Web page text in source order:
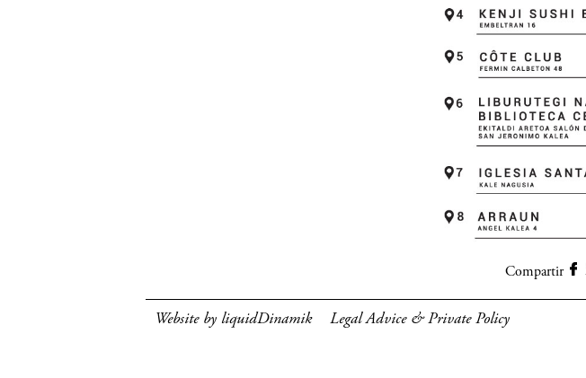
Compartir
Website by liquidDinamik Legal Advice & Private Policy